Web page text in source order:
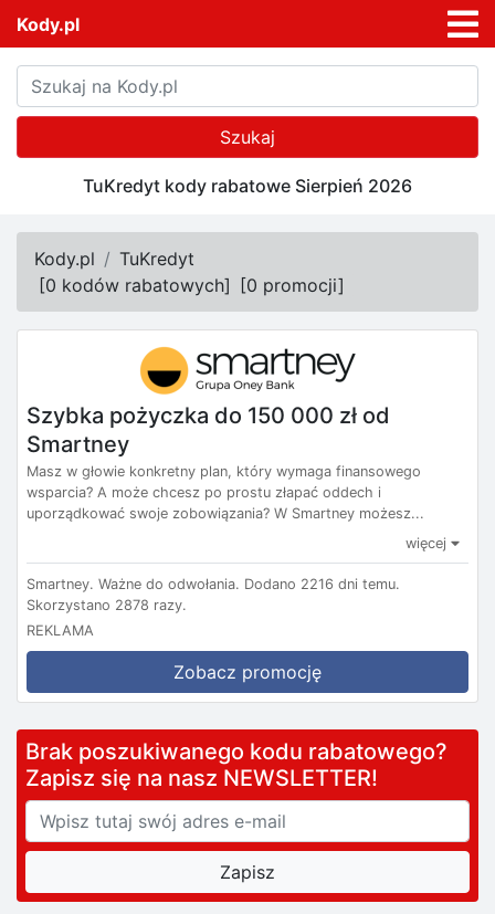
Kody.pl
Szukaj
TuKredyt kody rabatowe Sierpień 2026
Kody.pl
TuKredyt
[0 kodów rabatowych] [0 promocji]
Szybka pożyczka do 150 000 zł od
Smartney
Masz w głowie konkretny plan, który wymaga finansowego
wsparcia? A może chcesz po prostu złapać oddech i
uporządkować swoje zobowiązania? W Smartney możesz...
więcej
Smartney. Ważne do odwołania. Dodano 2216 dni temu.
Skorzystano 2878 razy.
REKLAMA
Zobacz promocję
Brak poszukiwanego kodu rabatowego?
Zapisz się na nasz NEWSLETTER!